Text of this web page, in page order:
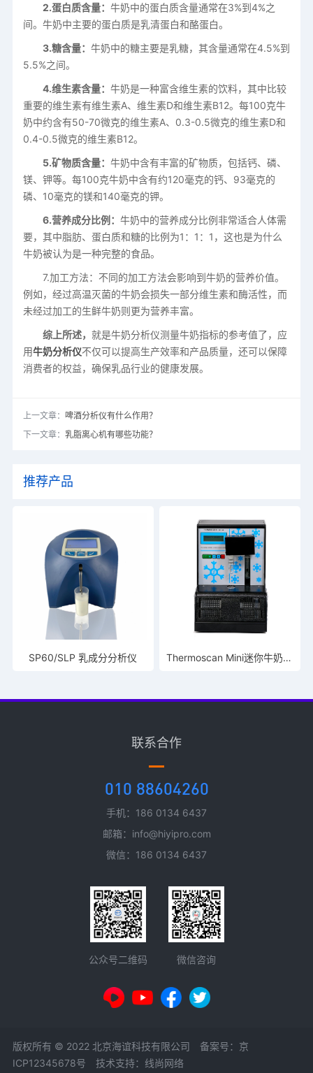
2.蛋白质含量： 牛奶中的蛋白质含量通常在3%到4%之
间。牛奶中主要的蛋白质是乳清蛋白和酪蛋白。
3.糖含量： 牛奶中的糖主要是乳糖，其含量通常在4.5%到
5.5%之间。
4.维生素含量： 牛奶是一种富含维生素的饮料，其中比较
重要的维生素有维生素A、维生素D和维生素B12。每100克牛
奶中约含有50-70微克的维生素A、0.3-0.5微克的维生素D和
0.4-0.5微克的维生素B12。
5.矿物质含量： 牛奶中含有丰富的矿物质，包括钙、磷、
镁、钾等。每100克牛奶中含有约120毫克的钙、93毫克的
磷、10毫克的镁和140毫克的钾。
6.营养成分比例： 牛奶中的营养成分比例非常适合人体需
要，其中脂肪、蛋白质和糖的比例为1：1：1，这也是为什么
牛奶被认为是一种完整的食品。
7.加工方法：不同的加工方法会影响到牛奶的营养价值。
例如，经过高温灭菌的牛奶会损失一部分维生素和酶活性，而
未经过加工的生鲜牛奶则更为营养丰富。
综上所述， 就是牛奶分析仪测量牛奶指标的参考值了，应
用牛奶分析仪不仅可以提高生产效率和产品质量，还可以保障
消费者的权益，确保乳品行业的健康发展。
上一文章： 啤酒分析仪有什么作用？
下一文章： 乳脂离心机有哪些功能？
推荐产品
SP60/SLP 乳成分分析仪 Thermoscan Mini迷你牛奶冰点仪
联系合作
010 88604260
手机：186 0134 6437
邮箱：info@hiyipro.com
微信：186 0134 6437
公众号二维码 微信咨询
版权所有 © 2022 北京海谊科技有限公司 备案号： 京
ICP12345678号
技术支持：线尚网络